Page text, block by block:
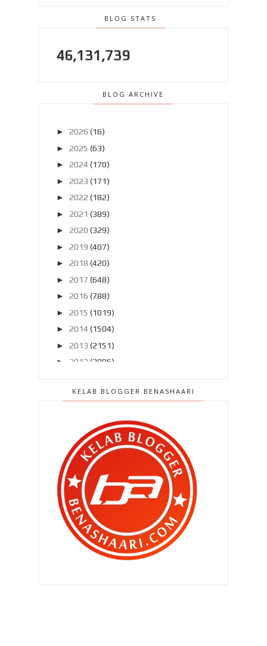
BLOG STATS
46,131,739
BLOG ARCHIVE
► 2026 (16)
► 2025 (63)
► 2024 (170)
► 2023 (171)
► 2022 (182)
► 2021 (389)
► 2020 (329)
► 2019 (407)
► 2018 (420)
► 2017 (648)
► 2016 (788)
► 2015 (1019)
► 2014 (1504)
► 2013 (2151)
► 2012 (2986)
2010(4406)
November 2010(502)
Arghh.. camana blog diorg ni boleh
best ??
Bagaimana aku target trafik aku
setiap hari ?
Yesss ... tapi noooooo !!!
Tiada istilah ketuanan Melayu dalam
Perlembagaan
KELAB BLOGGER BENASHAARI